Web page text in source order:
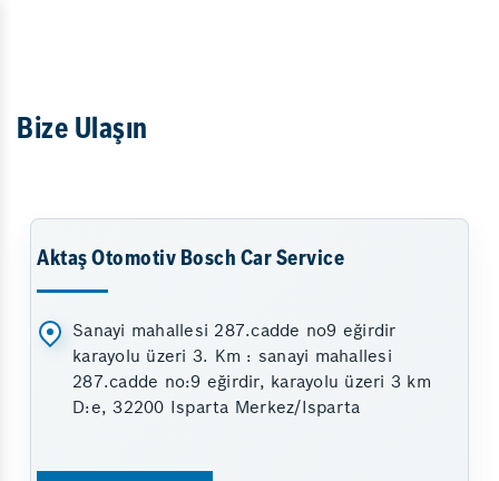
Bize Ulaşın
Aktaş Otomotiv Bosch Car Service
Sanayi mahallesi 287.cadde no9 eğirdir
karayolu üzeri 3. Km : sanayi mahallesi
287.cadde no:9 eğirdir, karayolu üzeri 3 km
D:e, 32200 Isparta Merkez/Isparta